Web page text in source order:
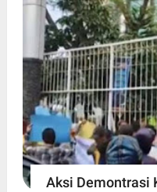
Aksi Demontrasi